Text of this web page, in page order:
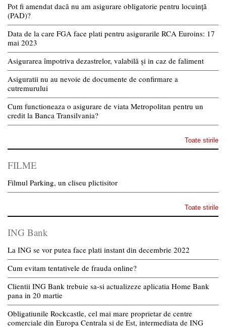
Pot fi amendat dacă nu am asigurare obligatorie pentru locuință
(PAD)?
Data de la care FGA face plati pentru asigurarile RCA Euroins: 17
mai 2023
Asigurarea împotriva dezastrelor, valabilă și in caz de faliment
Asiguratii nu au nevoie de documente de confirmare a
cutremurului
Cum functioneaza o asigurare de viata Metropolitan pentru un
credit la Banca Transilvania?
Toate stirile
FILME
Filmul Parking, un cliseu plictisitor
Toate stirile
ING Bank
La ING se vor putea face plati instant din decembrie 2022
Cum evitam tentativele de frauda online?
Clientii ING Bank trebuie sa-si actualizeze aplicatia Home Bank
pana in 20 martie
Obligatiunile Rockcastle, cel mai mare proprietar de centre
comerciale din Europa Centrala si de Est, intermediata de ING